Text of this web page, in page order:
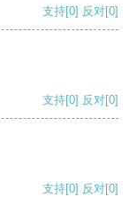
支持[0] 反对[0]
支持[0] 反对[0]
支持[0] 反对[0]